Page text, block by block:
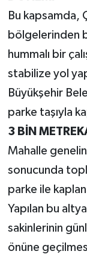
Bu kapsamda,
bölgelerinden
hummalı bir
stabilize yol
Büyükşehir
parke taşıyla
3 BİN
Mahalle
sonucunda
parke ile
Yapılan bu
sakinlerinin
önüne